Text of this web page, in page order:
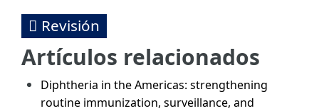
Revisión
Artículos relacionados
Diphtheria in the Americas: strengthening
routine immunization, surveillance, and